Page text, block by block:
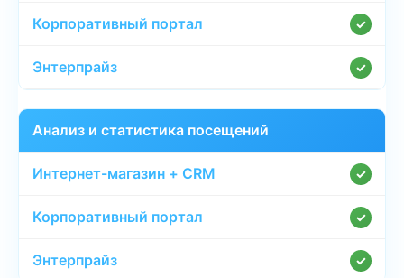
✓
✓
Анализ и статистика посещений
✓
✓
✓